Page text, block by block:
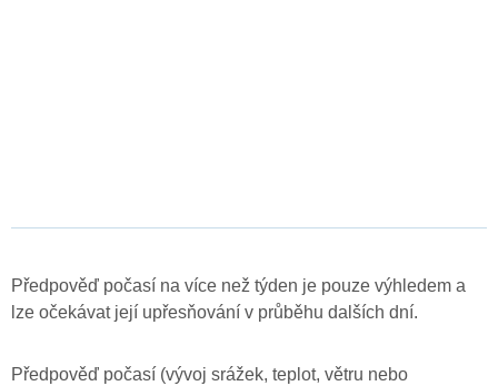
Předpověď počasí na více než týden je pouze výhledem a
lze očekávat její upřesňování v průběhu dalších dní.
Předpověď počasí (vývoj srážek, teplot, větru nebo